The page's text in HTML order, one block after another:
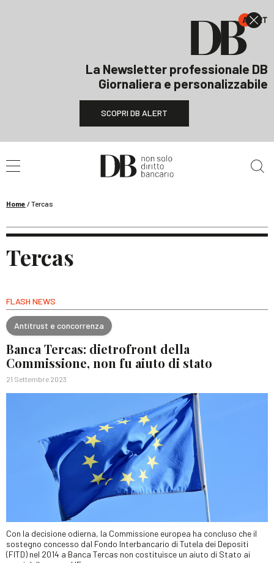
La Newsletter professionale DB
Giornaliera e personalizzabile
SCOPRI DB ALERT
Home /Tercas
Tercas
FLASH NEWS
Antitrust e concorrenza
Banca Tercas: dietrofront della
Commissione, non fu aiuto di stato
21 Settembre 2023
Con la decisione odierna, la Commissione europea ha concluso che il
sostegno concesso dal Fondo Interbancario di Tutela dei Depositi
(FITD) nel 2014 a Banca Tercas non costituisce un aiuto di Stato ai